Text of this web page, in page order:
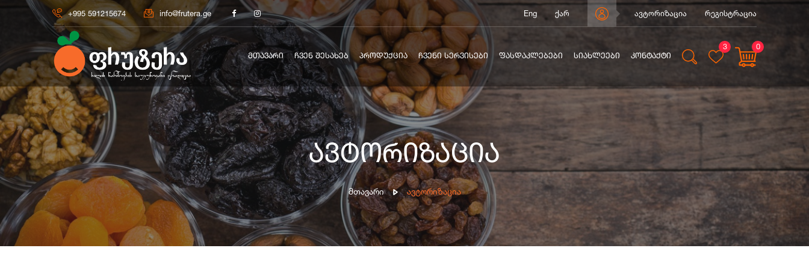
+995 591215674 info@frutera.ge Eng ქარ ავტორიზაცია რეგისტრაცია
3
0
ᲛᲗᲐᲕᲐᲠᲘ
ᲩᲕᲔᲜ ᲨᲔᲡᲐᲮᲔᲑ ᲞᲠᲝᲓᲣᲥᲪᲘᲐ ᲩᲕᲔᲜᲘ ᲡᲔᲠᲕᲘᲡᲔᲑᲘ ᲤᲐᲡᲓᲐᲙᲚᲔᲑᲔᲑᲘ ᲡᲘᲐᲮᲚᲔᲔᲑᲘ ᲙᲝᲜᲢᲐᲥᲢᲘ
ავტორიზაცია
Მთავარი Ავტორიზაცია